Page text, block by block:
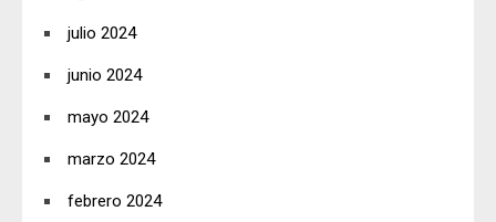
julio 2024
junio 2024
mayo 2024
marzo 2024
febrero 2024